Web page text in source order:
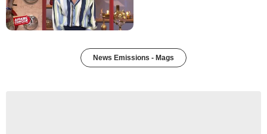
News Emissions - Mags